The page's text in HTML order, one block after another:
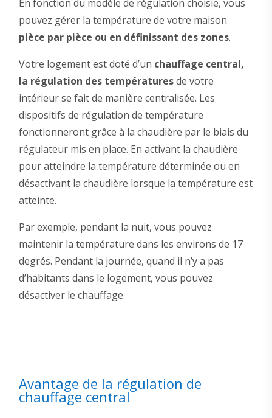
En fonction du modèle de régulation choisie, vous
pouvez gérer la température de votre maison
pièce par pièce ou en définissant des zones.
Votre logement est doté d’un chauffage central,
la régulation des températuresde votre
intérieur se fait de manière centralisée. Les
dispositifs de régulation de température
fonctionneront grâce à la chaudière par le biais du
régulateur mis en place. En activant la chaudière
pour atteindre la température déterminée ou en
désactivant la chaudière lorsque la température est
atteinte.
Par exemple, pendant la nuit, vous pouvez
maintenir la température dans les environs de 17
degrés. Pendant la journée, quand il n’y a pas
d’habitants dans le logement, vous pouvez
désactiver le chauffage.
Avantage de la régulation de
chauffage central